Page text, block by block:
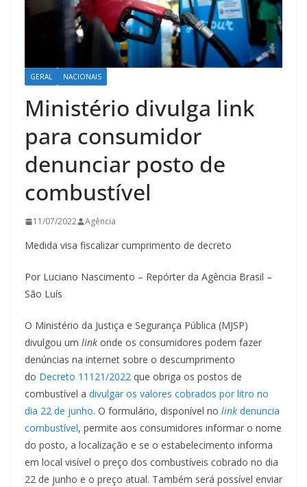
GERAL NACIONAIS
Ministério divulga link
para consumidor
denunciar posto de
combustível
11/07/2022 Agência
Medida visa fiscalizar cumprimento de decreto
Por Luciano Nascimento – Repórter da Agência Brasil –
São Luís
O Ministério da Justiça e Segurança Pública (MJSP)
divulgou um link onde os consumidores podem fazer
denúncias na internet sobre o descumprimento
do Decreto 11121/2022 que obriga os postos de
combustível a divulgar os valores cobrados por litro no
dia 22 de junho. O formulário, disponível no link denuncia
combustível, permite aos consumidores informar o nome
do posto, a localização e se o estabelecimento informa
em local visível o preço dos combustíveis cobrado no dia
22 de junho e o preço atual. Também será possível enviar